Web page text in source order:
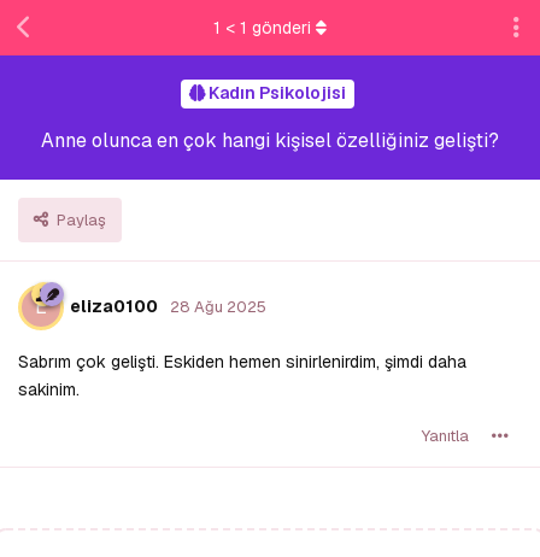
Kadın Psikolojisi
Anne olunca en çok hangi kişisel özelliğiniz gelişti?
Paylaş
1 < 1 gönderi
E eliza0100 28 Ağu 2025
Sabrım çok gelişti. Eskiden hemen sinirlenirdim, şimdi daha
sakinim.
Yanıtla